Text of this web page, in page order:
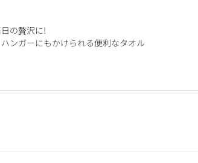
の贅沢に!
ンガーにもかけられる便利なタオル